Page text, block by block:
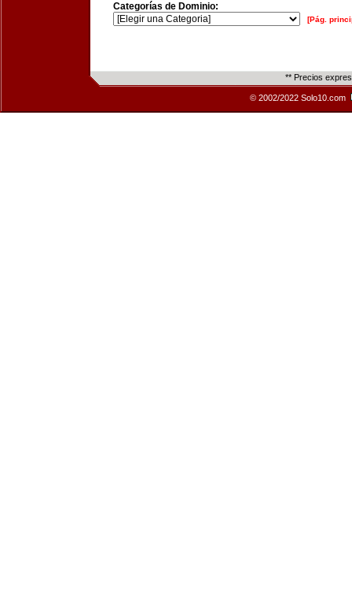
Categorías de Dominio:
[Pág.
** Precios
© 2002/2022 Solo10.com